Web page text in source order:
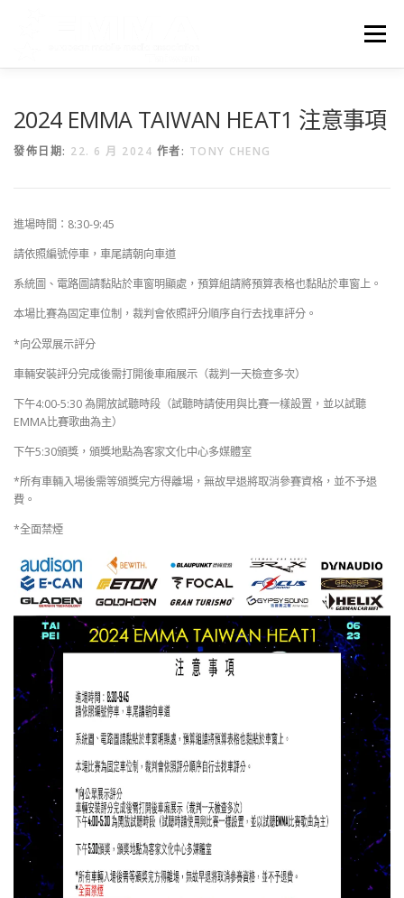
選單
2024 EMMA TAIWAN HEAT1 注意事項
發佈日期: 22. 6 月 2024 作者: TONY CHENG
進場時間：8:30-9:45
請依照編號停車，車尾請朝向車道
系統圖、電路圖請黏貼於車窗明顯處，預算組請將預算表格也黏貼於車窗上。
本場比賽為固定車位制，裁判會依照評分順序自行去找車評分。
*向公眾展示評分
車輛安裝評分完成後需打開後車廂展示（裁判一天檢查多次）
下午4:00-5:30 為開放試聽時段（試聽時請使用與比賽一樣設置，並以試聽
EMMA比賽歌曲為主）
下午5:30頒獎，頒獎地點為客家文化中心多媒體室
*所有車輛入場後需等頒獎完方得離場，無故早退將取消參賽資格，並不予退
費。
*全面禁煙